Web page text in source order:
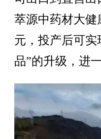
萃源中药材大健
元，投产后可实
品”的升级，进